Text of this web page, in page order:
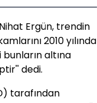
Ergün, trendin
2010 yılında
altına
dedi.
tarafından